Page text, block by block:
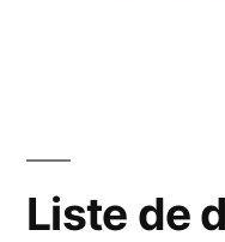
Liste de